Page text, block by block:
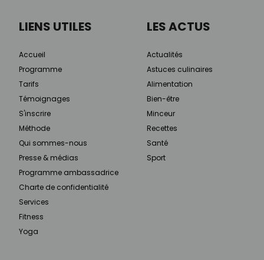
LIENS UTILES
Accueil
Programme
Tarifs
Témoignages
S'inscrire
Méthode
Qui sommes-nous
Presse & médias
Programme ambassadrice
Charte de confidentialité
Services
Fitness
Yoga
LES ACTUS
Actualités
Astuces culinaires
Alimentation
Bien-être
Minceur
Recettes
Santé
Sport